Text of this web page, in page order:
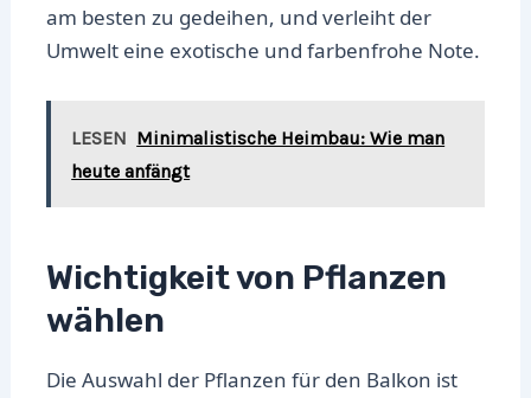
am besten zu gedeihen, und verleiht der
Umwelt eine exotische und farbenfrohe Note.
LESEN Minimalistische Heimbau: Wie man
heute anfängt
Wichtigkeit von Pflanzen
wählen
Die Auswahl der Pflanzen für den Balkon ist